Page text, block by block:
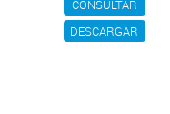
CONSULTAR
DESCARGAR